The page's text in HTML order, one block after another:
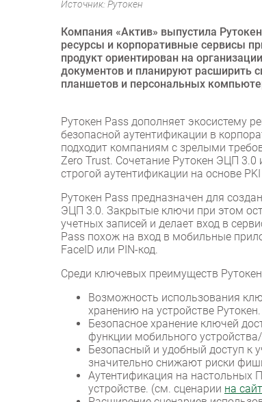
Источник: Рутокен
Компания «Актив» выпустила
ресурсы и корпоративные сервисы
продукт ориентирован на
документов и планируют расширить
планшетов и персональных
Рутокен Pass дополняет экосистему
безопасной аутентификации в
подходит компаниям с зрелыми
Zero Trust. Сочетание Рутокен ЭЦП
строгой аутентификации на основе
Рутокен Pass предназначен для
ЭЦП 3.0. Закрытые ключи при этом
учетных записей и делает вход в
Pass похож на вход в мобильные
FaceID или PIN-код.
Среди ключевых преимуществ
Возможность использования
хранению на устройстве Рутокен.
Безопасное хранение ключей
функции мобильного
Безопасный и удобный доступ к
значительно снижают риски
Аутентификация на настольных
устройстве. (см. сценарии на